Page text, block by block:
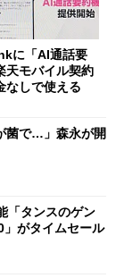
に「AI通話要
天モバイル契約
なしで使える
菌で…」森永が開
「タンスのゲン
」がタイムセール